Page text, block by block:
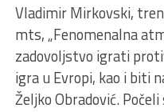
Vladimir Mirkovski,
mts, „Fenomenalna
zadovoljstvo igrati
igra u Evropi, kao i biti
Željko Obradović.